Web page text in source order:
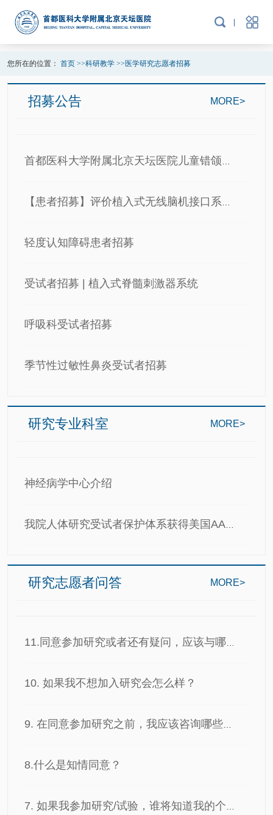
您所在的位置： 首页>>科研教学>>医学研究志愿者招募
MORE>
招募公告
轻度认知障碍患者招募
受试者招募 | 植入式脊髓刺激器系统
呼吸科受试者招募
季节性过敏性鼻炎受试者招募
MORE>
研究专业科室
神经病学中心介绍
我院人体研究受试者保护体系获得美国AAHRPP认证
MORE>
研究志愿者问答
11.同意参加研究或者还有疑问，应该与哪个部门…
10. 如果我不想加入研究会怎么样？
9. 在同意参加研究之前，我应该咨询哪些问题？
8.什么是知情同意？